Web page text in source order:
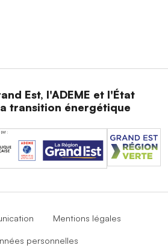
Est, l'ADEME et l'État
transition énergétique
Mentions légales
personnelles